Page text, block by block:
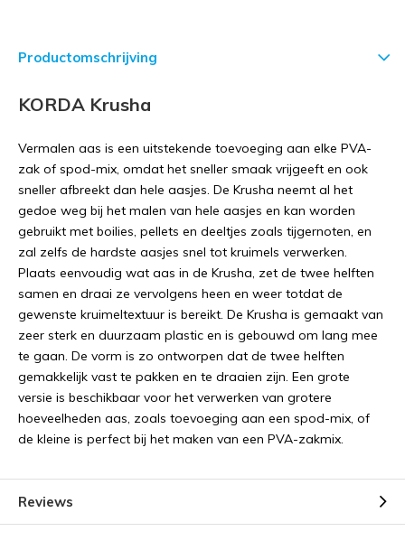
Productomschrijving
KORDA Krusha
Vermalen aas is een uitstekende toevoeging aan elke PVA-
zak of spod-mix, omdat het sneller smaak vrijgeeft en ook
sneller afbreekt dan hele aasjes. De Krusha neemt al het
gedoe weg bij het malen van hele aasjes en kan worden
gebruikt met boilies, pellets en deeltjes zoals tijgernoten, en
zal zelfs de hardste aasjes snel tot kruimels verwerken.
Plaats eenvoudig wat aas in de Krusha, zet de twee helften
samen en draai ze vervolgens heen en weer totdat de
gewenste kruimeltextuur is bereikt. De Krusha is gemaakt van
zeer sterk en duurzaam plastic en is gebouwd om lang mee
te gaan. De vorm is zo ontworpen dat de twee helften
gemakkelijk vast te pakken en te draaien zijn. Een grote
versie is beschikbaar voor het verwerken van grotere
hoeveelheden aas, zoals toevoeging aan een spod-mix, of
de kleine is perfect bij het maken van een PVA-zakmix.
Reviews